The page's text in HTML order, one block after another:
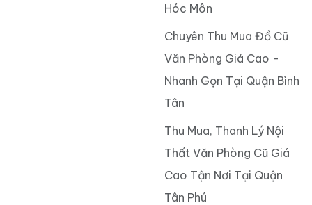
Hóc Môn
Chuyên Thu Mua Đồ Cũ
Văn Phòng Giá Cao -
Nhanh Gọn Tại Quận Bình
Tân
Thu Mua, Thanh Lý Nội
Thất Văn Phòng Cũ Giá
Cao Tận Nơi Tại Quận
Tân Phú